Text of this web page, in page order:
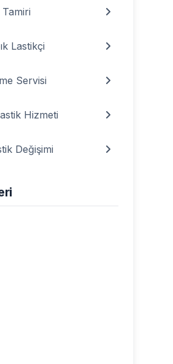
Tamiri
Lastikçi
Servisi
Hizmeti
Değişimi